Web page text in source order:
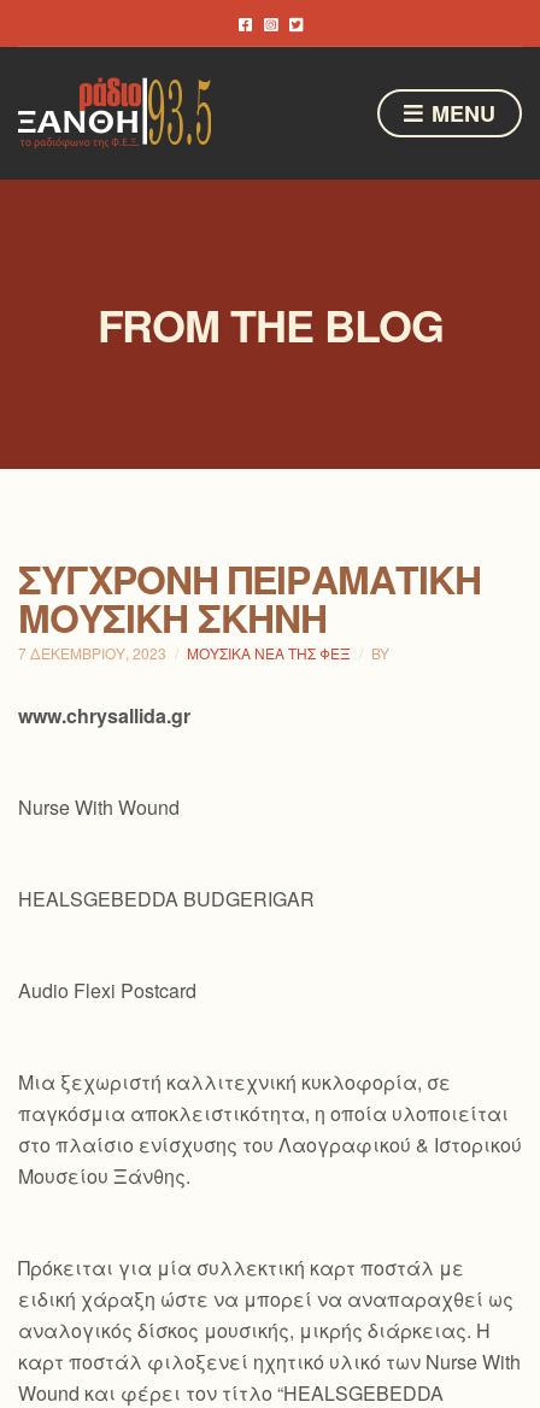
MENU
FROM THE BLOG
ΣΎΓΧΡΟΝΗ ΠΕΙΡΑΜΑΤΙΚΉ
ΜΟΥΣΙΚΉ ΣΚΗΝΉ
7 ΔΕΚΕΜΒΡΊΟΥ, 2023 ΜΟΥΣΙΚΆ ΝΈΑ ΤΗΣ ΦΕΞ BY
www.chrysallida.gr
Nurse With Wound
HEALSGEBEDDA BUDGERIGAR
Audio Flexi Postcard
Mια ξεχωριστή καλλιτεχνική κυκλοφορία, σε
παγκόσμια αποκλειστικότητα, η οποία υλοποιείται
στο πλαίσιο ενίσχυσης του Λαογραφικού & Ιστορικού
Μουσείου Ξάνθης.
Πρόκειται για μία συλλεκτική καρτ ποστάλ με
ειδική χάραξη ώστε να μπορεί να αναπαραχθεί ως
αναλογικός δίσκος μουσικής, μικρής διάρκειας. Η
καρτ ποστάλ φιλοξενεί ηχητικό υλικό των Nurse With
Wound και φέρει τον τίτλο “HEALSGEBEDDA